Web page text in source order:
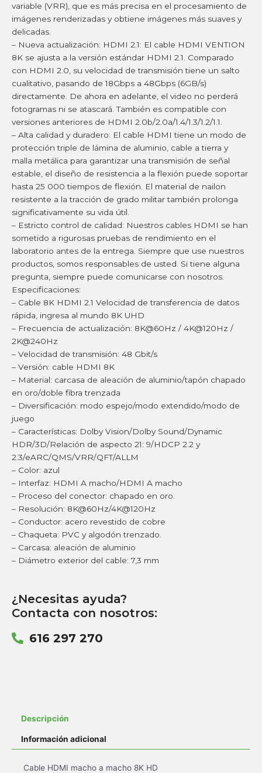
variable (VRR), que es más precisa en el procesamiento de
imágenes renderizadas y obtiene imágenes más suaves y
delicadas.
– Nueva actualización: HDMI 2.1: El cable HDMI VENTION
8K se ajusta a la versión estándar HDMI 2.1. Comparado
con HDMI 2.0, su velocidad de transmisión tiene un salto
cualitativo, pasando de 18Gbps a 48Gbps (6GB/s)
directamente. De ahora en adelante, el video no perderá
fotogramas ni se atascará. También es compatible con
versiones anteriores de HDMI 2.0b/2.0a/1.4/1.3/1.2/1.1.
– Alta calidad y duradero: El cable HDMI tiene un modo de
protección triple de lámina de aluminio, cable a tierra y
malla metálica para garantizar una transmisión de señal
estable, el diseño de resistencia a la flexión puede soportar
hasta 25 000 tiempos de flexión. El material de nailon
resistente a la tracción de grado militar también prolonga
significativamente su vida útil.
– Estricto control de calidad: Nuestros cables HDMI se han
sometido a rigurosas pruebas de rendimiento en el
laboratorio antes de la entrega. Siempre que use nuestros
productos, somos responsables de usted. Si tiene alguna
pregunta, siempre puede comunicarse con nosotros.
Especificaciones:
– Cable 8K HDMI 2.1 Velocidad de transferencia de datos
rápida, ingresa al mundo 8K UHD
– Frecuencia de actualización: 8K@60Hz / 4K@120Hz /
2K@240Hz
– Velocidad de transmisión: 48 Gbit/s
– Versión: cable HDMI 8K
– Material: carcasa de aleación de aluminio/tapón chapado
en oro/doble fibra trenzada
– Diversificación: modo espejo/modo extendido/modo de
juego
– Características: Dolby Vision/Dolby Sound/Dynamic
HDR/3D/Relación de aspecto 21: 9/HDCP 2.2 y
2.3/eARC/QMS/VRR/QFT/ALLM
– Color: azul
– Interfaz: HDMI A macho/HDMI A macho
– Proceso del conector: chapado en oro.
– Resolución: 8K@60Hz/4K@120Hz
– Conductor: acero revestido de cobre
– Chaqueta: PVC y algodón trenzado.
– Carcasa: aleación de aluminio
– Diámetro exterior del cable: 7,3 mm
¿Necesitas ayuda?
Contacta con nosotros:
616 297 270
Descripción
Información adicional
Cable HDMI macho a macho 8K HD